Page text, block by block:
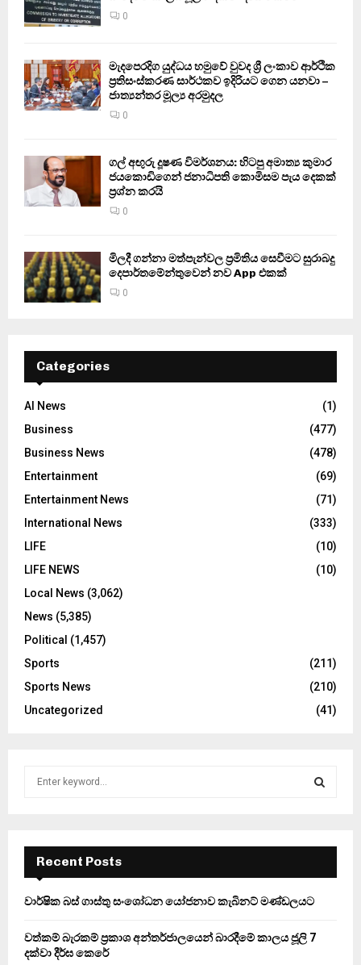
0
මැදපෙරදිග යුද්ධය හමුවේ වුවද ශ්‍රී ලංකාව ආර්ථික
ප්‍රතිසංස්කරණ සාර්ථකව ඉදිරියට ගෙන යනවා –
ජාත්‍යන්තර මූල්‍ය අරමුදල
0
ගල් අඟුරු දූෂණ විමර්ශනය: හිටපු අමාත්‍ය කුමාර
ජයකොඩිගෙන් ජනාධිපති කොමිසම පැය දෙකක්
ප්‍රශ්න කරයි
0
මිලදී ගන්නා මත්පැන්වල ප්‍රමිතිය සෙවීමට සුරාබදු
දෙපාර්තමේන්තුවෙන් නව App එකක්
0
Categories
AI News
(1)
Business
(477)
Business News
(478)
Entertainment
(69)
Entertainment News
(71)
International News
(333)
LIFE
(10)
LIFE NEWS
(10)
Local News (3,062)
News (5,385)
Political (1,457)
Sports
(211)
Sports News
(210)
Uncategorized
(41)
f
r
E
A
Recent Posts
වාර්ෂික බස් ගාස්තු සංශෝධන යෝජනාව කැබිනට් මණ්ඩලයට
වත්කම් බැරකම් ප්‍රකාශ අන්තර්ජාලයෙන් බාරදීමේ කාලය ජූලි 7
දක්වා දීර්ඝ කෙරේ